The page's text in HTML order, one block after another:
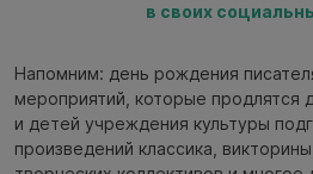
в своих
Напомним: день рождения
мероприятий, которые продлятся
и детей учреждения культуры
произведений классика,